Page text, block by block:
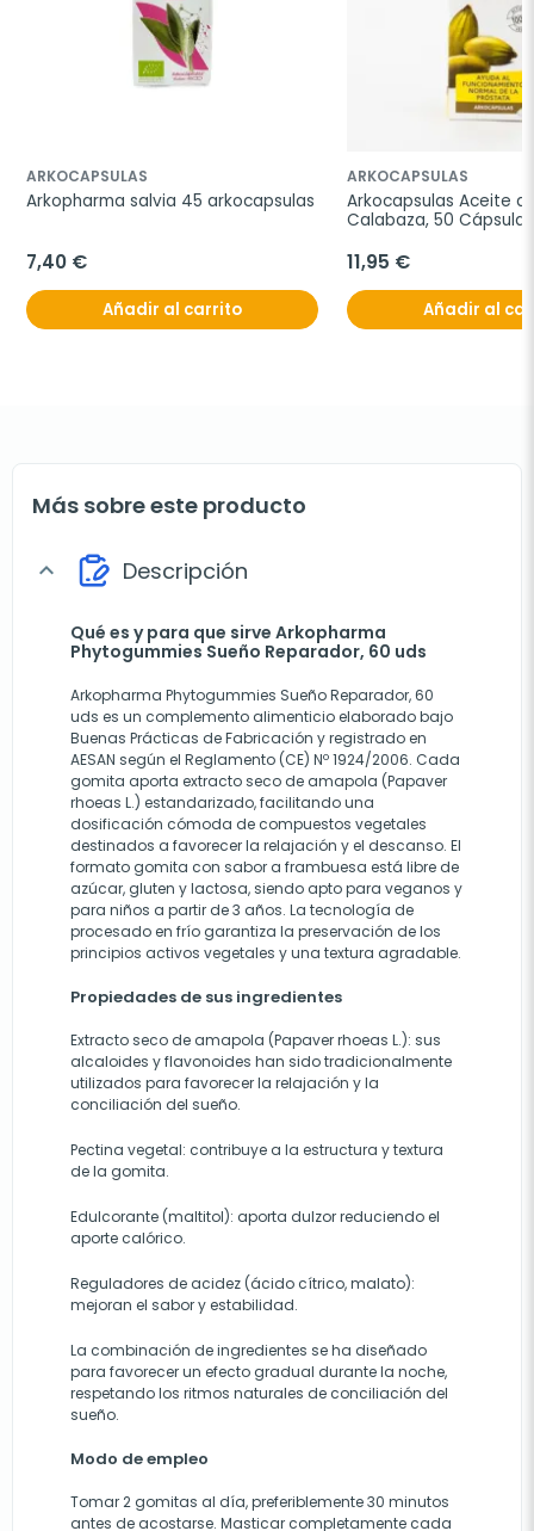
ARKOCAPSULAS
Arkopharma salvia 45 arkocapsulas
7,40 €
Añadir al carrito
ARKOCAPSULAS
Arkocapsulas Aceite
Calabaza, 50
11,95 €
Añadir al
Más sobre este producto
expand_more Descripción
Qué es y para que sirve Arkopharma
Phytogummies Sueño Reparador, 60 uds
Arkopharma Phytogummies Sueño Reparador, 60
uds es un complemento alimenticio elaborado bajo
Buenas Prácticas de Fabricación y registrado en
AESAN según el Reglamento (CE) Nº 1924/2006. Cada
gomita aporta extracto seco de amapola (Papaver
rhoeas L.) estandarizado, facilitando una
dosificación cómoda de compuestos vegetales
destinados a favorecer la relajación y el descanso. El
formato gomita con sabor a frambuesa está libre de
azúcar, gluten y lactosa, siendo apto para veganos y
para niños a partir de 3 años. La tecnología de
procesado en frío garantiza la preservación de los
principios activos vegetales y una textura agradable.
Propiedades de sus ingredientes
Extracto seco de amapola (Papaver rhoeas L.): sus
alcaloides y flavonoides han sido tradicionalmente
utilizados para favorecer la relajación y la
conciliación del sueño.
Pectina vegetal: contribuye a la estructura y textura
de la gomita.
Edulcorante (maltitol): aporta dulzor reduciendo el
aporte calórico.
Reguladores de acidez (ácido cítrico, malato):
mejoran el sabor y estabilidad.
La combinación de ingredientes se ha diseñado
para favorecer un efecto gradual durante la noche,
respetando los ritmos naturales de conciliación del
sueño.
Modo de empleo
Tomar 2 gomitas al día, preferiblemente 30 minutos
antes de acostarse. Masticar completamente cada